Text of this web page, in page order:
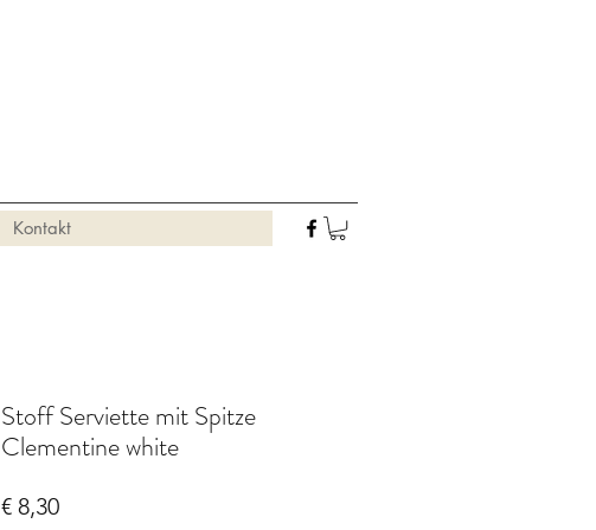
Kontakt
Stoff Serviette mit Spitze
Clementine white
€ 8,30Preis